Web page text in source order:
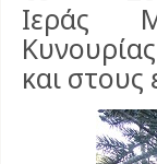
Ιεράς
και